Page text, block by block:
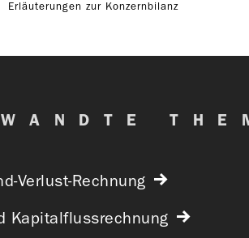
Erläuterungen zur Konzernbilanz
Verlust-Rechnung
Kapitalflussrechnung